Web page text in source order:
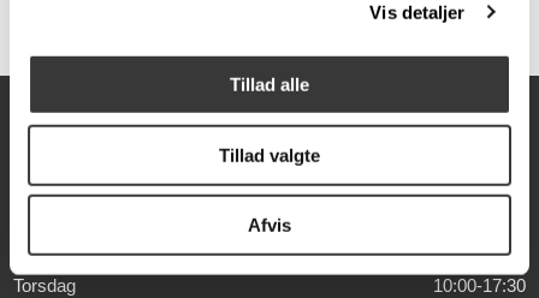
Vis detaljer
Tillad alle
Tillad valgte
Afvis
Onsdag
10:00-17:30
Torsdag
10:00-17:30